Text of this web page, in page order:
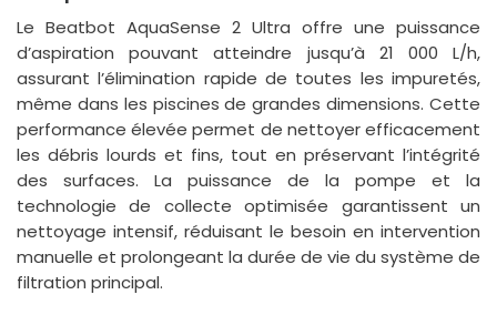
Le Beatbot AquaSense 2 Ultra offre une puissance
d’aspiration pouvant atteindre jusqu’à 21 000 L/h,
assurant l’élimination rapide de toutes les impuretés,
même dans les piscines de grandes dimensions. Cette
performance élevée permet de nettoyer efficacement
les débris lourds et fins, tout en préservant l’intégrité
des surfaces. La puissance de la pompe et la
technologie de collecte optimisée garantissent un
nettoyage intensif, réduisant le besoin en intervention
manuelle et prolongeant la durée de vie du système de
filtration principal.